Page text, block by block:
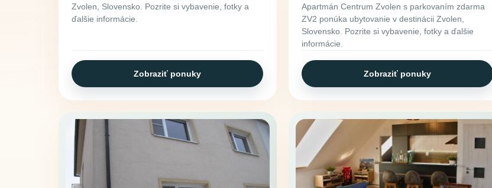
Zvolen, Slovensko. Pozrite si vybavenie, fotky a
ďalšie informácie.
Zobraziť ponuky
Apartmán Centrum Zvolen s parkovaním zdarma
ZV2 ponúka ubytovanie v destinácii Zvolen,
Slovensko. Pozrite si vybavenie, fotky a ďalšie
informácie.
Zobraziť ponuky